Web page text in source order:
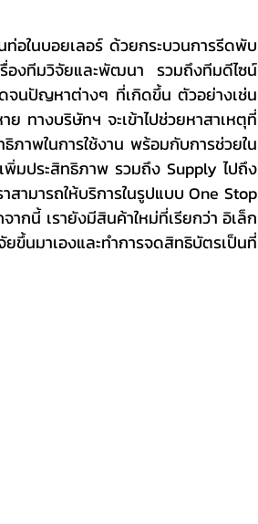
รื่องทีมวิจัยและพัฒนา รวมถึงทีมดีไซน์
จนปัญหาต่างๆ ที่เกิดขึ้น ตัวอย่างเช่น
ย ทางบริษัทฯ จะเข้าไปช่วยหาสาเหตุที่
าพในการใช้งาน พร้อมกับการช่วยใน
พิ่มประสิทธิภาพ รวมถึง Supply ไปถึง
สามารถให้บริการในรูปแบบ One Stop
กนี้ เรายังมีสินค้าใหม่ที่เรียกว่า อิเล็ก
าเองและทำการจดสิทธิบัตรเป็นที่